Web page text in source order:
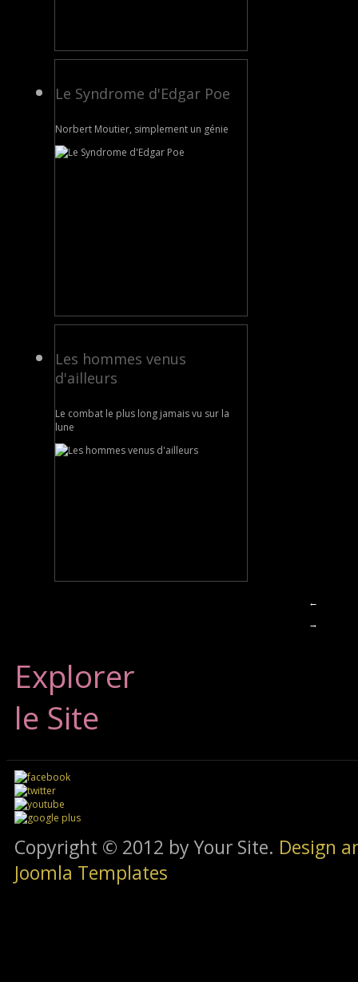
Le Syndrome d'Edgar Poe
Norbert Moutier, simplement un génie
Les hommes venus
d'ailleurs
Le combat le plus long jamais vu sur la
lune
←
→
Explorer
le Site
Copyright © 2012 by Your Site. Design
Joomla Templates